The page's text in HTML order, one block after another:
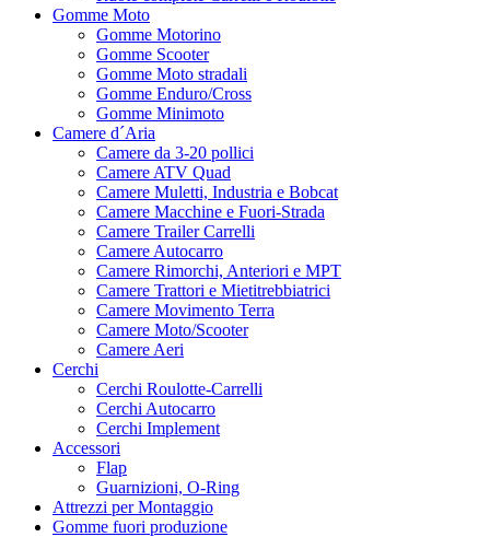
Gomme Moto
Gomme Motorino
Gomme Scooter
Gomme Moto stradali
Gomme Enduro/Cross
Gomme Minimoto
Camere d´Aria
Camere da 3-20 pollici
Camere ATV Quad
Camere Muletti, Industria e Bobcat
Camere Macchine e Fuori-Strada
Camere Trailer Carrelli
Camere Autocarro
Camere Rimorchi, Anteriori e MPT
Camere Trattori e Mietitrebbiatrici
Camere Movimento Terra
Camere Moto/Scooter
Camere Aeri
Cerchi
Cerchi Roulotte-Carrelli
Cerchi Autocarro
Cerchi Implement
Accessori
Flap
Guarnizioni, O-Ring
Attrezzi per Montaggio
Gomme fuori produzione